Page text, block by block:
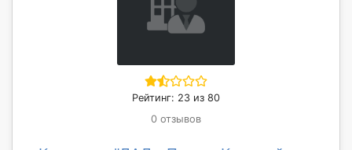
Рейтинг: 23 из 80
0 отзывов